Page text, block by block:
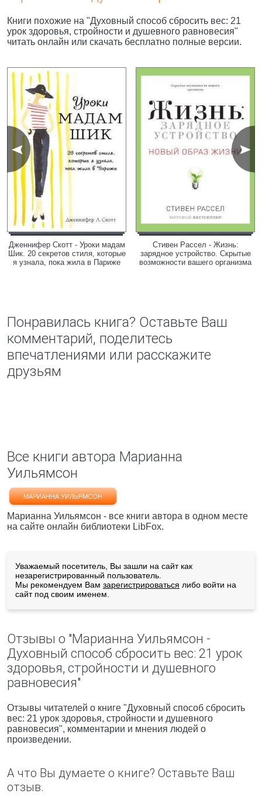
Книги похожие на "Духовный способ сбросить вес: 21
урок здоровья, стройности и душевного равновесия"
читать онлайн или скачать бесплатно полные версии.
Дженнифер Скотт - Уроки мадам
Шик. 20 секретов стиля, которые
я узнала, пока жила в Париже
Стивен Рассел - Жизнь:
зарядное устройство. Скрытые
возможности вашего организма
Понравилась книга? Оставьте Ваш
комментарий, поделитесь
впечатлениями или расскажите
друзьям
Все книги автора Марианна
Уильямсон
МАРИАННА УИЛЬЯМСОН
Марианна Уильямсон - все книги автора в одном месте
на сайте онлайн библиотеки LibFox.
Уважаемый посетитель, Вы зашли на сайт как
незарегистрированный пользователь.
Мы рекомендуем Вам зарегистрироваться либо войти на
сайт под своим именем.
Отзывы о "Марианна Уильямсон -
Духовный способ сбросить вес: 21 урок
здоровья, стройности и душевного
равновесия"
Отзывы читателей о книге "Духовный способ сбросить
вес: 21 урок здоровья, стройности и душевного
равновесия", комментарии и мнения людей о
произведении.
А что Вы думаете о книге? Оставьте Ваш
отзыв.